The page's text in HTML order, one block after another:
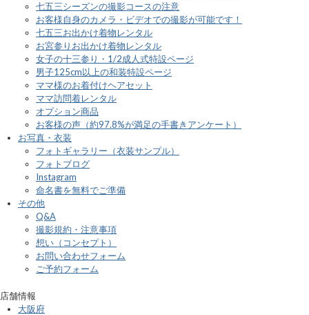
七五三シーズンの撮影コースの注意
お客様自身のカメラ・ビデオでの撮影が可能です！
七五三お出かけ着物レンタル
お宮参りお出かけ着物レンタル
女子の十三参り・1/2成人式特設ページ
男子125cm以上の和装特設ページ
ママ様のお着付けヘアセット
ママ訪問着レンタル
オプション商品
お客様の声（約97.8%が満足の手書きアンケート）
お写真・衣装
フォトギャラリー（衣装サンプル）
フォトブログ
Instagram
命名書を無料でご準備
その他
Q&A
撮影規約・注意事項
想い（コンセプト）
お問い合わせフォーム
ご予約フォーム
店舗情報
大阪府